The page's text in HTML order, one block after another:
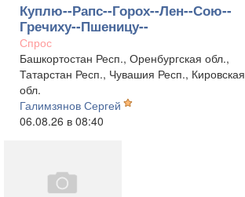
Куплю--Рапс--Горох--Лен--Сою--
Гречиху--Пшеницу--
Спрос
Башкортостан Респ., Оренбургская обл.,
Татарстан Респ., Чувашия Респ., Кировская
обл.
Галимзянов Сергей
06.08.26 в 08:40